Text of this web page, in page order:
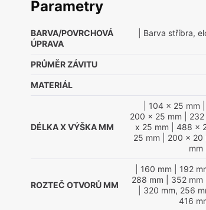
Parametry
BARVA/POVRCHOVÁ
ÚPRAVA
| Barva stříbra,
PRŮMĚR ZÁVITU
MATERIÁL
DÉLKA X VÝŠKA MM
| 104 x 25 mm
200 x 25 mm |
x 25 mm | 488 x
25 mm | 200 x 20
mm
ROZTEČ OTVORŮ MM
| 160 mm | 192
288 mm | 352 mm
| 320 mm, 256
416